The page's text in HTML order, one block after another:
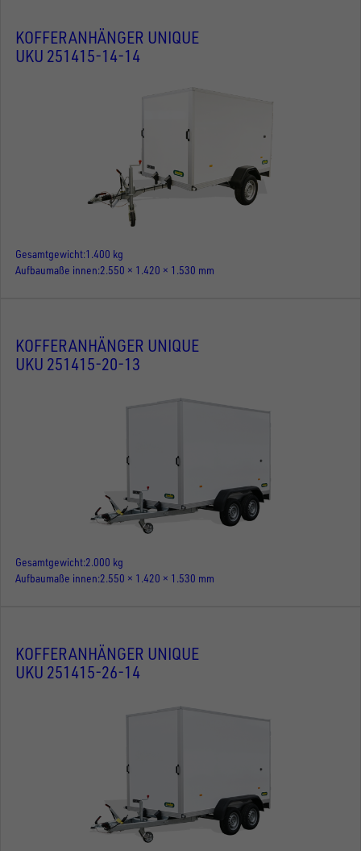
KOFFERANHÄNGER UNIQUE
UKU 251415-14-14
Gesamtgewicht 1.400 kg
Aufbaumaße innen 2.550 × 1.420 × 1.530 mm
KOFFERANHÄNGER UNIQUE
UKU 251415-20-13
Gesamtgewicht2.000 kg
Aufbaumaße innen 2.550 × 1.420 × 1.530 mm
KOFFERANHÄNGER UNIQUE
UKU 251415-26-14